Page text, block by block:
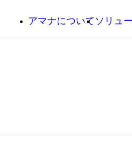
アマナについてソリュ